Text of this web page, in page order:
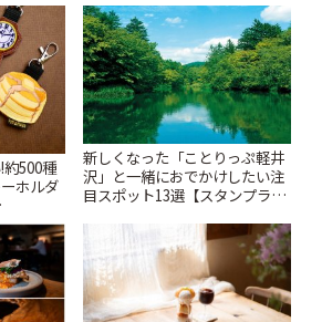
約500種
ホルダ
とりっ
新しくなった「ことりっぷ軽井
沢」と一緒におでかけしたい注
目スポット13選【スタンプラリ